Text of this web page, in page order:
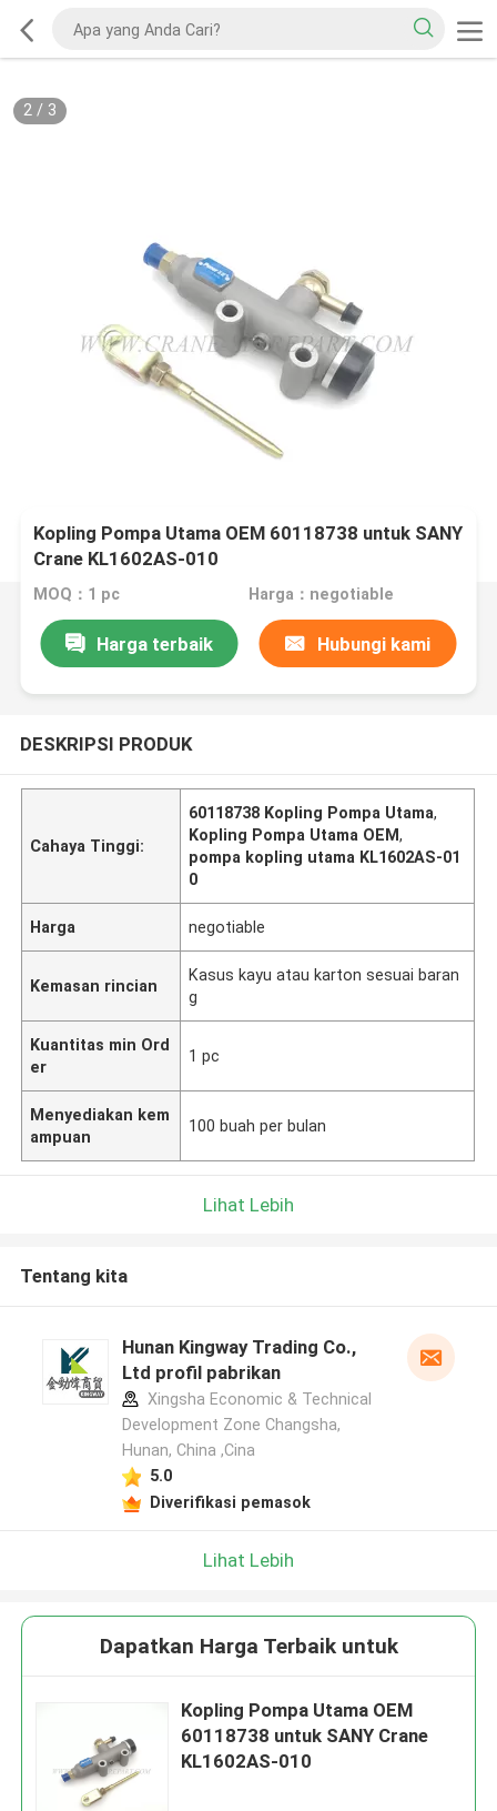
2/ 3
Kopling Pompa Utama OEM 60118738 untuk SANY
Crane KL1602AS-010
MOQ：1 pc Harga：negotiable
Harga terbaik Hubungi kami
DESKRIPSI PRODUK
Cahaya Tinggi:
60118738 Kopling Pompa Utama,
Kopling Pompa Utama OEM,
pompa kopling utama KL1602AS-01
0
Harga negotiable
Kemasan rincian
Kasus kayu atau karton sesuai baran
g
Kuantitas min Ord
er
1 pc
Menyediakan kem
ampuan
100 buah per bulan
Lihat Lebih
Tentang kita
Hunan Kingway Trading Co.,
Ltd profil pabrikan
Xingsha Economic & Technical
Development Zone Changsha,
Hunan, China ,Cina
5.0
Diverifikasi pemasok
Lihat Lebih
Dapatkan Harga Terbaik untuk
Kopling Pompa Utama OEM
60118738 untuk SANY Crane
KL1602AS-010